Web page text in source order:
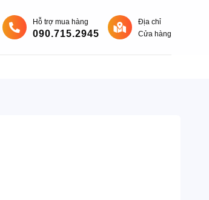
Hỗ trợ mua hàng
090.715.2945
Địa chỉ
Cửa hàng